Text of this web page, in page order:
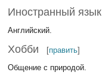
Иностранный язык
Английский.
Хобби [править]
Общение с природой.